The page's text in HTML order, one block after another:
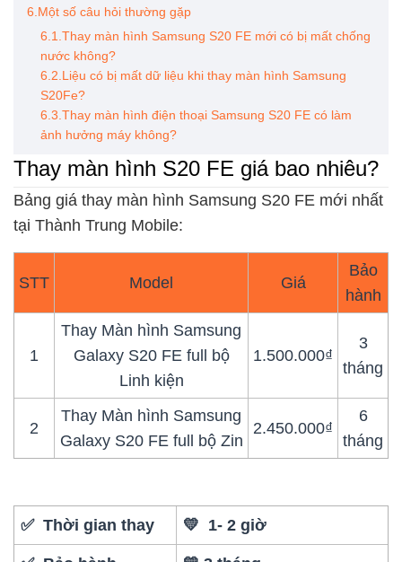
6.Một số câu hỏi thường gặp
6.1.Thay màn hình Samsung S20 FE mới có bị mất chống
nước không?
6.2.Liệu có bị mất dữ liệu khi thay màn hình Samsung
S20Fe?
6.3.Thay màn hình điện thoại Samsung S20 FE có làm
ảnh hưởng máy không?
Thay màn hình S20 FE giá bao nhiêu?
Bảng giá thay màn hình Samsung S20 FE mới nhất
tại Thành Trung Mobile:
STT Model Giá
Bảo
hành
1
Thay Màn hình Samsung
Galaxy S20 FE full bộ
Linh kiện
1.500.000₫
3
tháng
2
Thay Màn hình Samsung
Galaxy S20 FE full bộ Zin
2.450.000₫
6
tháng
✅ Thời gian thay 💛 1- 2 giờ